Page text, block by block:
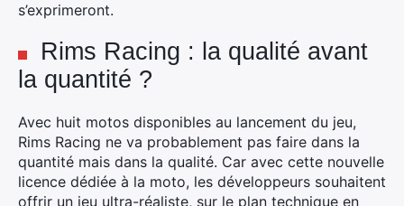
s’exprimeront.
Rims Racing : la qualité avant
la quantité ?
Avec huit motos disponibles au lancement du jeu,
Rims Racing ne va probablement pas faire dans la
quantité mais dans la qualité. Car avec cette nouvelle
licence dédiée à la moto, les développeurs souhaitent
offrir un jeu ultra-réaliste, sur le plan technique en